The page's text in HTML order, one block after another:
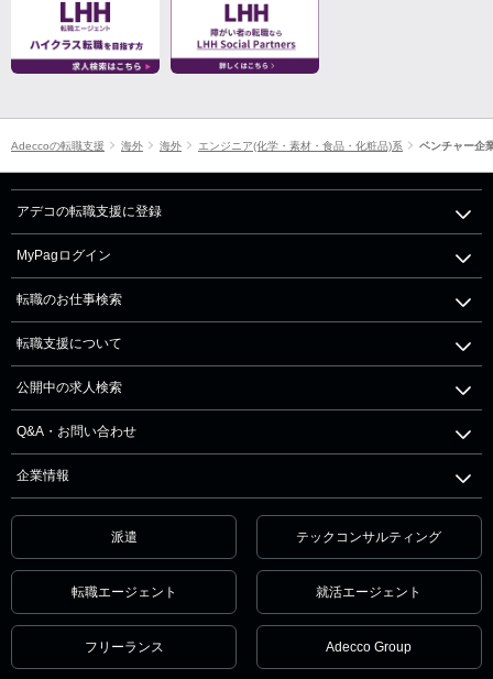
Adeccoの転職支援 海外 海外 エンジニア(化学・素材・食品・化粧品)系 ベンチャー企
アデコの転職支援に登録
MyPagログイン
転職のお仕事検索
転職支援について
公開中の求人検索
Q&A・お問い合わせ
企業情報
派遣 テックコンサルティング
転職エージェント 就活エージェント
フリーランス Adecco Group